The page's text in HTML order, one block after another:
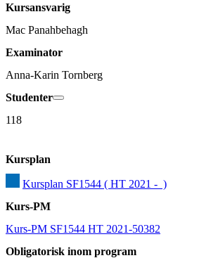
Kursansvarig
Mac Panahbehagh
Examinator
Anna-Karin Tornberg
Studenter
118
Kursplan
Kursplan SF1544 ( HT 2021 -  )
Kurs-PM
Kurs-PM SF1544 HT 2021-50382
Obligatorisk inom program